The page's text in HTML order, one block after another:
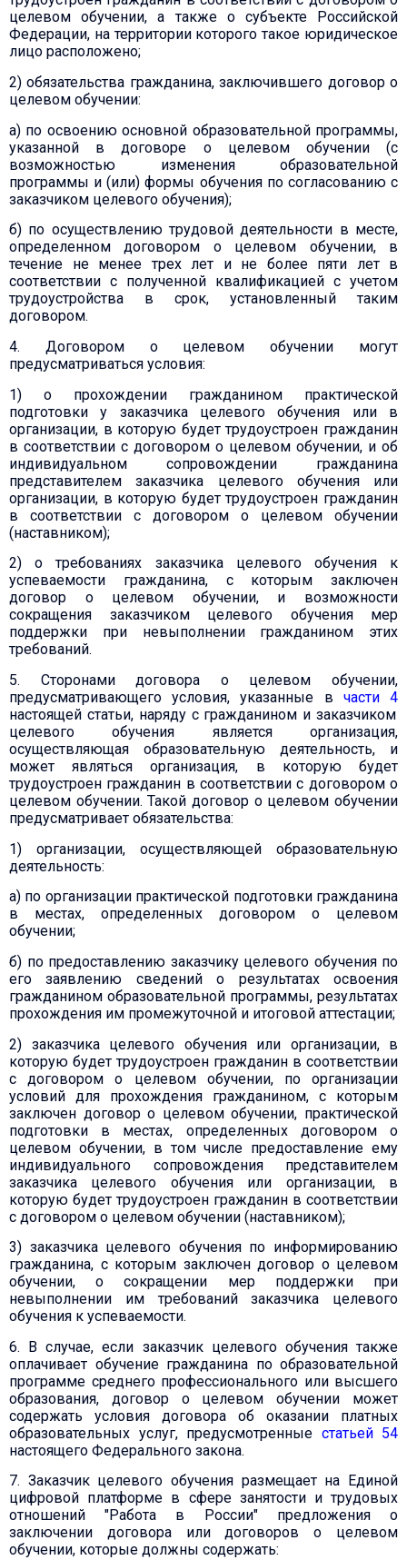
целевом обучении, а также о субъекте Российской
Федерации, на территории которого такое юридическое
лицо расположено;
2) обязательства гражданина, заключившего договор о
целевом обучении:
а) по освоению основной образовательной программы,
указанной в договоре о целевом обучении (с
возможностью изменения образовательной
программы и (или) формы обучения по согласованию с
заказчиком целевого обучения);
б) по осуществлению трудовой деятельности в месте,
определенном договором о целевом обучении, в
течение не менее трех лет и не более пяти лет в
соответствии с полученной квалификацией с учетом
трудоустройства в срок, установленный таким
договором.
4. Договором о целевом обучении могут
предусматриваться условия:
1) о прохождении гражданином практической
подготовки у заказчика целевого обучения или в
организации, в которую будет трудоустроен гражданин
в соответствии с договором о целевом обучении, и об
индивидуальном сопровождении гражданина
представителем заказчика целевого обучения или
организации, в которую будет трудоустроен гражданин
в соответствии с договором о целевом обучении
(наставником);
2) о требованиях заказчика целевого обучения к
успеваемости гражданина, с которым заключен
договор о целевом обучении, и возможности
сокращения заказчиком целевого обучения мер
поддержки при невыполнении гражданином этих
требований.
5. Сторонами договора о целевом обучении,
предусматривающего условия, указанные в части 4
настоящей статьи, наряду с гражданином и заказчиком
целевого обучения является организация,
осуществляющая образовательную деятельность, и
может являться организация, в которую будет
трудоустроен гражданин в соответствии с договором о
целевом обучении. Такой договор о целевом обучении
предусматривает обязательства:
1) организации, осуществляющей образовательную
деятельность:
а) по организации практической подготовки гражданина
в местах, определенных договором о целевом
обучении;
б) по предоставлению заказчику целевого обучения по
его заявлению сведений о результатах освоения
гражданином образовательной программы, результатах
прохождения им промежуточной и итоговой аттестации;
2) заказчика целевого обучения или организации, в
которую будет трудоустроен гражданин в соответствии
с договором о целевом обучении, по организации
условий для прохождения гражданином, с которым
заключен договор о целевом обучении, практической
подготовки в местах, определенных договором о
целевом обучении, в том числе предоставление ему
индивидуального сопровождения представителем
заказчика целевого обучения или организации, в
которую будет трудоустроен гражданин в соответствии
с договором о целевом обучении (наставником);
3) заказчика целевого обучения по информированию
гражданина, с которым заключен договор о целевом
обучении, о сокращении мер поддержки при
невыполнении им требований заказчика целевого
обучения к успеваемости.
6. В случае, если заказчик целевого обучения также
оплачивает обучение гражданина по образовательной
программе среднего профессионального или высшего
образования, договор о целевом обучении может
содержать условия договора об оказании платных
образовательных услуг, предусмотренные статьей 54
настоящего Федерального закона.
7. Заказчик целевого обучения размещает на Единой
цифровой платформе в сфере занятости и трудовых
отношений "Работа в России" предложения о
заключении договора или договоров о целевом
обучении, которые должны содержать: